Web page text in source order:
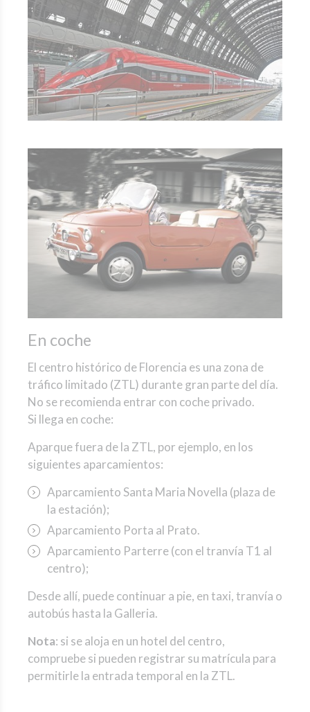
En coche
El centro histórico de Florencia es una zona de
tráfico limitado (ZTL) durante gran parte del día.
No se recomienda entrar con coche privado.
Si llega en coche:
Aparque fuera de la ZTL, por ejemplo, en los
siguientes aparcamientos:
Aparcamiento Santa Maria Novella (plaza de
la estación);
Aparcamiento Porta al Prato.
Aparcamiento Parterre (con el tranvía T1 al
centro);
Desde allí, puede continuar a pie, en taxi, tranvía o
autobús hasta la Galleria.
Nota: si se aloja en un hotel del centro,
compruebe si pueden registrar su matrícula para
permitirle la entrada temporal en la ZTL.